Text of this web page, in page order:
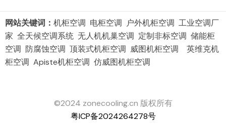
网站关键词： 机柜空调 电柜空调 户外机柜空调 工业空调厂
家 全天候空调系统 无人机机巢空调 定制非标空调 储能柜
空调 防腐蚀空调 顶装式机柜空调 威图机柜空调 英维克机
柜空调 Apiste机柜空调 仿威图机柜空调
©2024 zonecooling.cn 版权所有
粤ICP备2024264278号